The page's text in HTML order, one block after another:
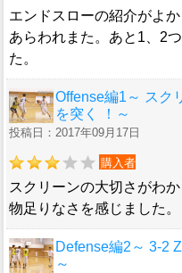
エンドスローの紹介がよ
あらわれまた。あと1、2
た。
Offense編1～ スク
を突く ！～
投稿日：2017年09月17日
購入者
スクリーンの大切さがわ
物足りなさを感じました。
Defense編2～ 3-2
～